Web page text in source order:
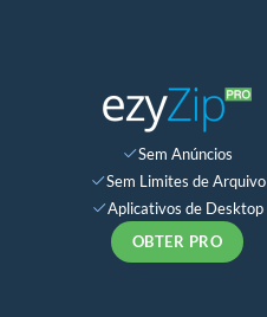
Sem Anúncios
Sem Limites de Arquivo
Aplicativos de Desktop
OBTER PRO